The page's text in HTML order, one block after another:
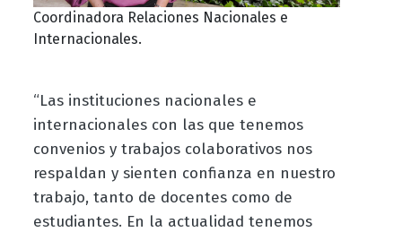
Coordinadora Relaciones Nacionales e
Internacionales.
“Las instituciones nacionales e
internacionales con las que tenemos
convenios y trabajos colaborativos nos
respaldan y sienten confianza en nuestro
trabajo, tanto de docentes como de
estudiantes. En la actualidad tenemos